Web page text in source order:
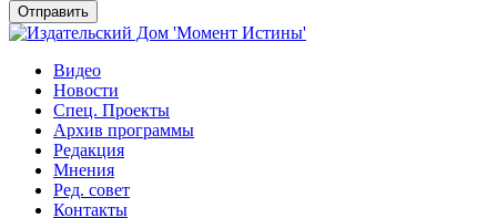
Видео
Новости
Спец. Проекты
Архив программы
Редакция
Мнения
Ред. совет
Контакты